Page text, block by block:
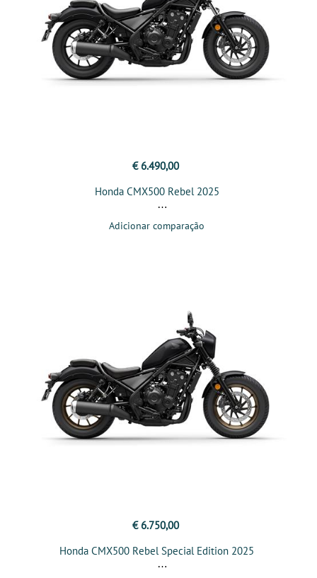
€ 6.490,00
Honda CMX500 Rebel 2025
Adicionar comparação
€ 6.750,00
Honda CMX500 Rebel Special Edition 2025